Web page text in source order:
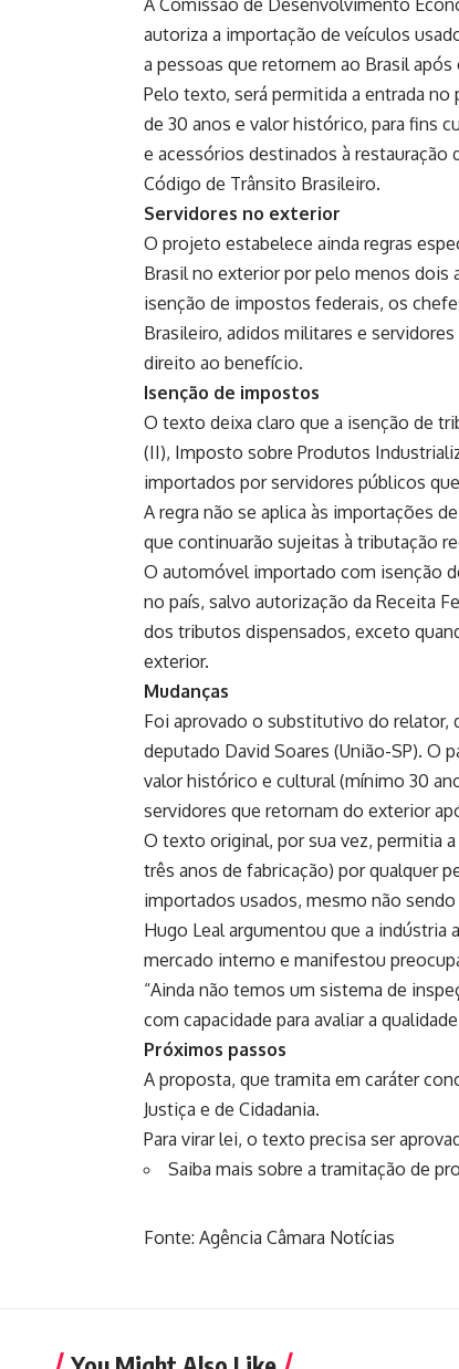
autoriza a importação de veículos
a pessoas que retornem ao Brasil
Pelo texto, será permitida a entrada
de 30 anos e valor histórico, para fins
e acessórios destinados à restauração
Código de Trânsito Brasileiro.
Servidores no exterior
O projeto estabelece ainda regras
Brasil no exterior por pelo menos
isenção de impostos federais, os
Brasileiro, adidos militares e
direito ao benefício.
Isenção de impostos
O texto deixa claro que a isenção de
(II), Imposto sobre Produtos
importados por servidores públicos
A regra não se aplica às importações
que continuarão sujeitas à tributação
O automóvel importado com isenção
no país, salvo autorização da Receita
dos tributos dispensados, exceto
exterior.
Mudanças
Foi aprovado o substitutivo do relator,
deputado David Soares (União-SP). O
valor histórico e cultural (mínimo 30
servidores que retornam do exterior
O texto original, por sua vez, permitia
três anos de fabricação) por qualquer
importados usados, mesmo não
Hugo Leal argumentou que a indústria
mercado interno e manifestou
“Ainda não temos um sistema de
com capacidade para avaliar a
Próximos passos
A proposta, que tramita em caráter
Justiça e de Cidadania.
Para virar lei, o texto precisa ser
Saiba mais sobre a tramitação de
Fonte: Agência Câmara Notícias